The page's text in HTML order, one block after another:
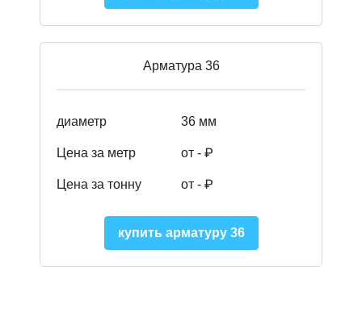
Арматура 36
диаметр 36 мм
Цена за метр от - ₽
Цена за тонну от - ₽
купить арматуру 36